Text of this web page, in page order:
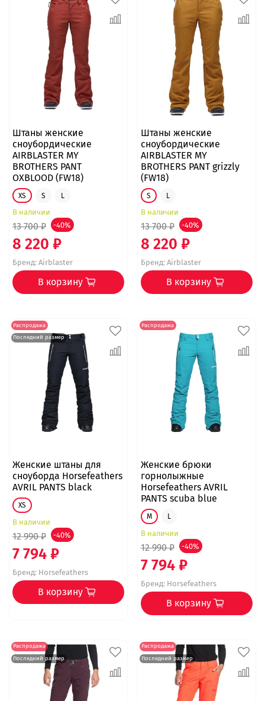
Штаны женские
сноубордические
AIRBLASTER MY
BROTHERS PANT
OXBLOOD (FW18)
XS S L
В наличии
13 700 ₽ -40%
8 220 ₽
Бренд:Airblaster
В корзину
Штаны женские
сноубордические
AIRBLASTER MY
BROTHERS PANT grizzly
(FW18)
S L
В наличии
13 700 ₽ -40%
8 220 ₽
Бренд:Airblaster
В корзину
Распродажа
Последний размер
Женские штаны для
сноуборда Horsefeathers
AVRIL PANTS black
XS
В наличии
12 990 ₽ -40%
7 794 ₽
Бренд:Horsefeathers
В корзину
Распродажа
Женские брюки
горнолыжные
Horsefeathers AVRIL
PANTS scuba blue
M L
В наличии
12 990 ₽ -40%
7 794 ₽
Бренд:Horsefeathers
В корзину
Распродажа
Последний размер
Распродажа
Последний размер